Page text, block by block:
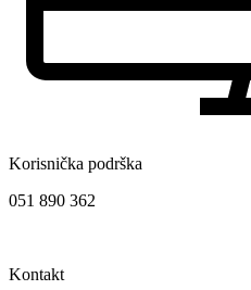
Korisnička podrška
051 890 362
Kontakt